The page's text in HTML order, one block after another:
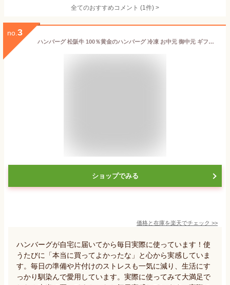
全てのおすすめコメント (1件) >
no. 3
ハンバーグ 松阪牛 100％黄金のハンバーグ 冷凍 お中元 御中元 ギフト 2026 プレゼント 食べ物 食品 グルメ 父 ハンバーグステーキ 黒毛和牛 和牛 内祝い 牛肉 肉 お返し 人気 通販 内祝 お取り寄せ 高級 法人 贈答用 子供 松良 はんばーぐ お中元
ショップでみる
価格と在庫を楽天でチェック >>
ハンバーグが自宅に届いてから毎日実際に使っています！使
うたびに「本当に買ってよかったな」と心から実感していま
す。毎日の準備や片付けのストレスも一気に減り、生活にす
っかり馴染んで愛用しています。実際に使ってみて大満足で